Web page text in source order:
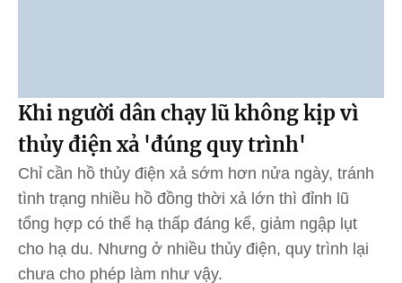
Khi người dân chạy lũ không kịp vì
thủy điện xả 'đúng quy trình'
Chỉ cần hồ thủy điện xả sớm hơn nửa ngày, tránh
tình trạng nhiều hồ đồng thời xả lớn thì đỉnh lũ
tổng hợp có thể hạ thấp đáng kể, giảm ngập lụt
cho hạ du. Nhưng ở nhiều thủy điện, quy trình lại
chưa cho phép làm như vậy.